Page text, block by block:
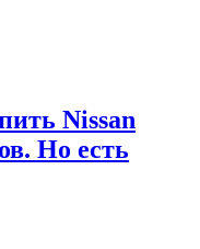
Nissan
Но есть